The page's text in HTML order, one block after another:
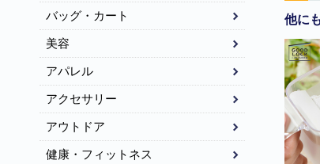
他に
バッグ・カート
美容
アパレル
アクセサリー
アウトドア
健康・フィットネス